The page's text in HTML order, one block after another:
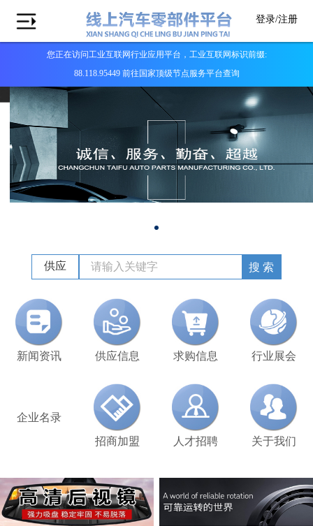
登录/注册
您正在访问工业互联网行业应用平台，工业互联网标识前缀:
88.118.95449 前往国家顶级节点服务平台查询
供应 搜 索
新闻资讯 供应信息 求购信息 行业展会
招商加盟 人才招聘 关于我们